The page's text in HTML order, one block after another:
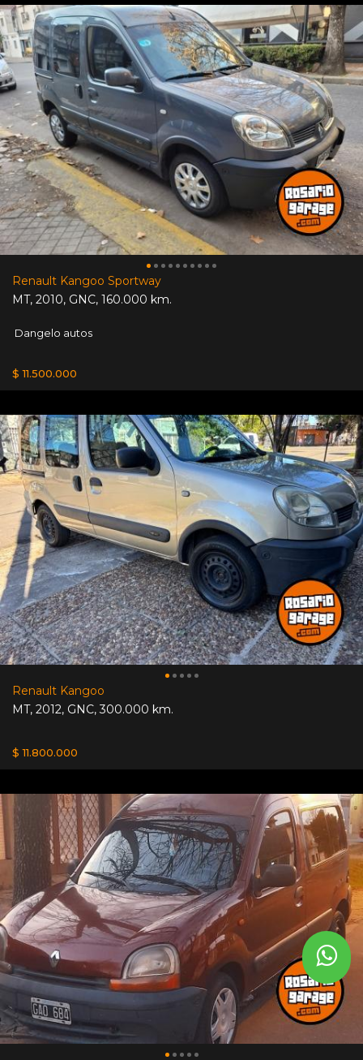
Renault Kangoo Sportway
MT, 2010, GNC, 160.000 km.
Dangelo autos
$ 11.500.000
Renault Kangoo
MT, 2012, GNC,300.000 km.
$ 11.800.000